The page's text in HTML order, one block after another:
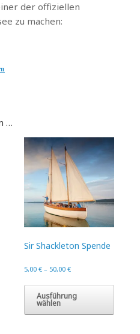
der offiziellen
zu machen:
…
Sir Shackleton Spende
5,00€ – 50,00€
Ausführung
wählen